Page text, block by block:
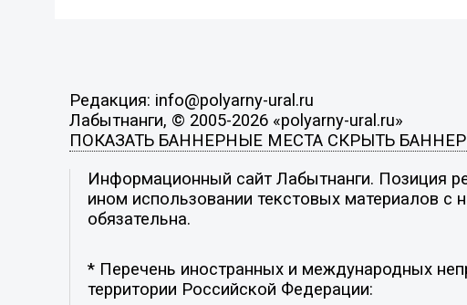
Редакция: info@polyarny-ural.ru
Лабытнанги, © 2005-2026 «polyarny-ural.ru»
ПОКАЗАТЬ БАННЕРНЫЕ МЕСТА СКРЫТЬ
Информационный сайт Лабытнанги. Позиция
ином использовании текстовых материалов с
обязательна.
* Перечень иностранных и международных
территории Российской Федерации: